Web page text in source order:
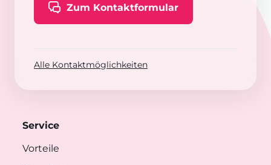
Zum Kontaktformular
Alle Kontaktmöglichkeiten
Service
Vorteile